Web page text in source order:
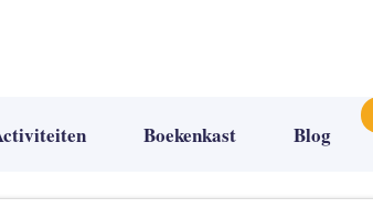
Boekenkast Blog